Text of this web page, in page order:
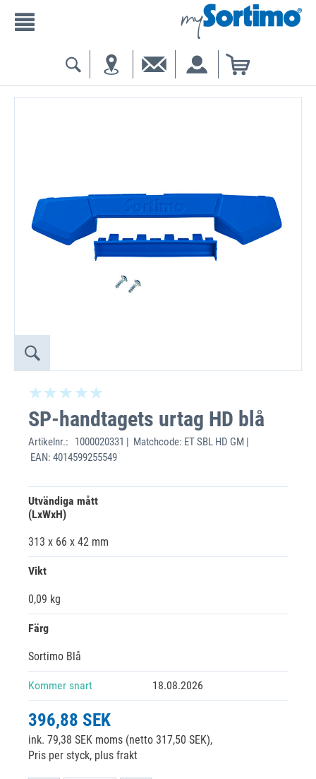
SP-handtagets urtag HD blå
Artikelnr.:
1000020331 | Matchcode: ET SBL HD GM |
EAN: 4014599255549
Utvändiga mått
(LxWxH)
313 x 66 x 42 mm
Vikt
0,09 kg
Färg
Sortimo Blå
Kommer snart 18.08.2026
396,88 SEK
ink. 79,38 SEK moms (netto 317,50 SEK),
Pris per styck, plus frakt